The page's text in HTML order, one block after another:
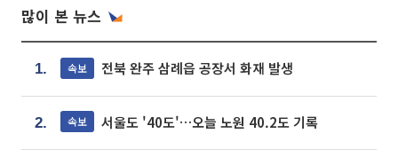
많이 본 뉴스
1. 속보 전북 완주 삼례읍 공장서 화재 발생
2. 속보 서울도 '40도'…오늘 노원 40.2도 기록